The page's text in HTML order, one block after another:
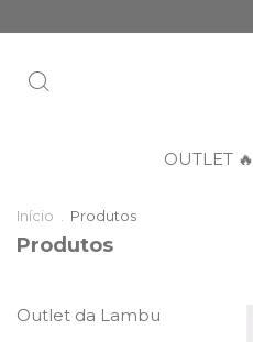
OUTLET 🔥
Início Produtos
Produtos
Outlet da Lambu